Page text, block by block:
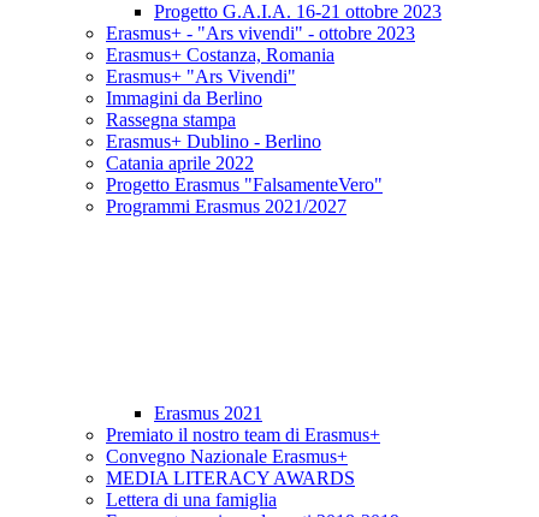
Progetto G.A.I.A. 16-21 ottobre 2023
Erasmus+ - "Ars vivendi" - ottobre 2023
Erasmus+ Costanza, Romania
Erasmus+ "Ars Vivendi"
Immagini da Berlino
Rassegna stampa
Erasmus+ Dublino - Berlino
Catania aprile 2022
Progetto Erasmus "FalsamenteVero"
Programmi Erasmus 2021/2027
Erasmus 2021
Premiato il nostro team di Erasmus+
Convegno Nazionale Erasmus+
MEDIA LITERACY AWARDS
Lettera di una famiglia